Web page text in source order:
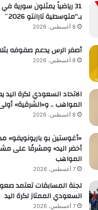
31 رياضياً يمثلون سورية
بـ”متوسطية تارانتو 2026″
8 أغسطس، 2026
أصفر الرس يدعم صفوفه
8 أغسطس، 2026
الاتحاد السعودي لكرة
المواهب .. و«الشرقية»
8 أغسطس، 2026
«أغوستين بو باريونويفو»
أخضر اليد» ومشرفًا على
المواهب
7 أغسطس، 2026
لجنة المسابقات تعتمد
السعودي الممتاز لكرة اليد
7 أغسطس، 2026